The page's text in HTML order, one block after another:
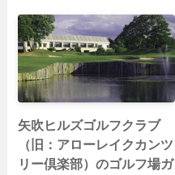
矢吹ヒルズゴルフクラブ
（旧：アローレイクカンツ
リー倶楽部）のゴルフ場ガ